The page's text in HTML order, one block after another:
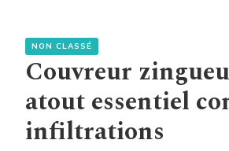
NON CLASSÉ
Couvreur
atout essentiel
infiltrations